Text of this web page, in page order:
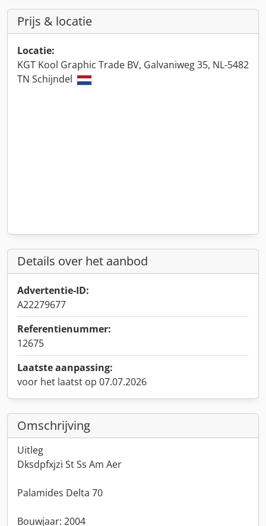
Prijs & locatie
Locatie:
KGT Kool Graphic Trade BV, Galvaniweg 35, NL-5482
TN Schijndel
Details over het aanbod
Advertentie-ID:
A22279677
Referentienummer:
12675
Laatste aanpassing:
voor het laatst op 07.07.2026
Omschrijving
Uitleg
Dksdpfxjzi St Ss Am Aer
Palamides Delta 70
Bouwjaar: 2004